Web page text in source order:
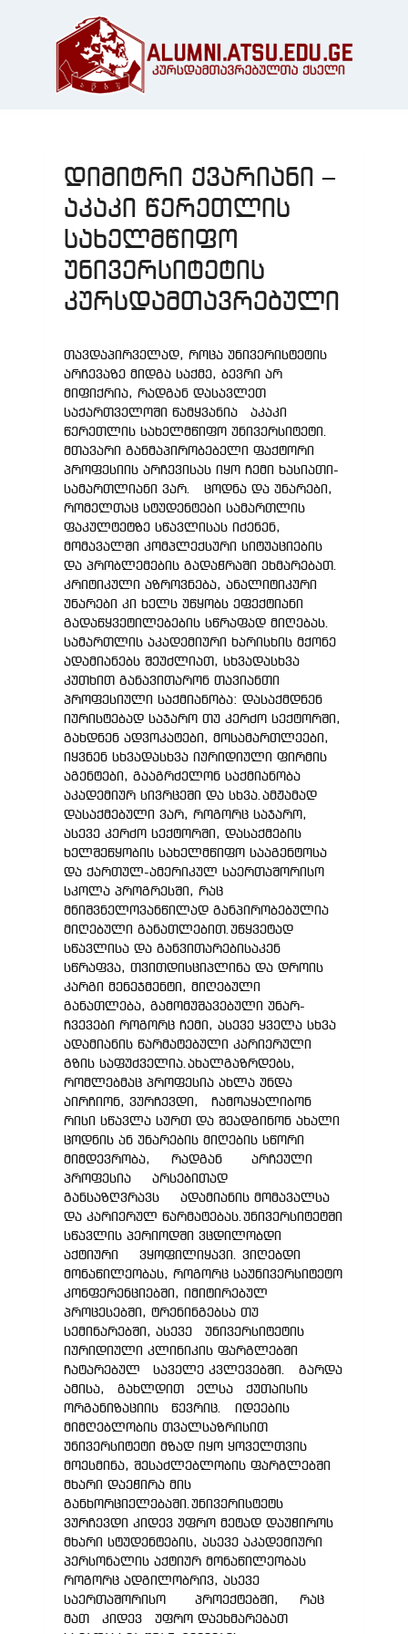
დიმიტრი ქვარიანი –
აკაკი წერეთლის
სახელმწიფო
უნივერსიტეტის
კურსდამთავრებული
თავდაპირველად, როცა უნივერისტეტის
არჩევაზე მიდგა საქმე, ბევრი არ
მიფიქრია, რადგან დასავლეთ
საქართველოში წამყვანია აკაკი
წერეთლის სახელმწიფო უნივერსიტეტი.
მთავარი განმაპირობებელი ფაქტორი
პროფესიის არჩევისას იყო ჩემი ხასიათი-
სამართლიანი ვარ. ცოდნა და უნარები,
რომელთაც სტუდენტები სამართლის
ფაკულტეტზე სწავლისას იძენენ,
მომავალში კომპლექსური სიტუაციების
და პრობლემების გადაჭრაში ეხმარებათ.
კრიტიკული აზროვნება, ანალიტიკური
უნარები კი ხელს უწყობს ეფექტიანი
გადაწყვეტილებების სწრაფად მიღებას.
სამართლის აკადემიური ხარისხის მქონე
ადამიანებს შეუძლიათ, სხვადასხვა
კუთხით განავითარონ თავიანთი
პროფესიული საქმიანობა: დასაქმდნენ
იურისტებად საჯარო თუ კერძო სექტორში,
გახდნენ ადვოკატები, მოსამართლეები,
იყვნენ სხვადასხვა იურიდიული ფირმის
აგენტები, გააგრძელონ საქმიანობა
აკადემიურ სივრცეში და სხვა.ამჟამად
დასაქმებული ვარ, როგორც საჯარო,
ასევე კერძო სექტორში, დასაქმების
ხელშეწყობის სახელმწიფო სააგენტოსა
და ქართულ-ამერიკულ საერთაშორისო
სკოლა პროგრესში, რაც
მნიშვნელოვანწილად განპირობებულია
მიღებული განათლებით.უწყვეტად
სწავლისა და განვითარებისაკენ
სწრაფვა, თვითდისციპლინა და დროის
კარგი მენეჯმენტი, მიღებული
განათლება, გამომუშავებული უნარ-
ჩვევები როგორც ჩემი, ასევე ყველა სხვა
ადამიანის წარმატებული კარიერული
გზის საფუძველია.ახალგაზრდებს,
რომლებმაც პროფესია ახლა უნდა
აირჩიონ, ვურჩევდი, ჩამოაყალიბონ
რისი სწავლა სურთ და შეადგინონ ახალი
ცოდნის ან უნარების მიღების სწორი
მიმდევრობა, რადგან არჩეული
პროფესია არსებითად
განსაზღვრავს ადამიანის მომავალსა
და კარიერულ წარმატებას.უნივერსიტეტში
სწავლის პერიოდში ვცდილობდი
აქტიური ვყოფილიყავი. ვიღებდი
მონაწილეობას, როგორც საუნივერსიტეტო
კონფერენციებში, იმიტირებულ
პროცესებში, ტრენინგებსა თუ
სემინარებში, ასევე უნივერსიტეტის
იურიდიული კლინიკის ფარგლებში
ჩატარებულ საველე კვლევებში. გარდა
ამისა, გახლდით ელსა ქუთაისის
ორგანიზაციის წევრიც. იდეების
მიმღებლობის თვალსაზრისით
უნივერსიტეტი მზად იყო ყოველთვის
მოესმინა, შესაძლებლობის ფარგლებში
მხარი დაეჭირა მის
განხორციელებაში.უნივერისტეტს
ვურჩევდი კიდევ უფრო მეტად დაუჭიროს
მხარი სტუდენტების, ასევე აკადემიური
პერსონალის აქტიურ მონაწილეობას
როგორც ადგილობრივ, ასევე
საერთაშორისო პროექტებში, რაც
მათ კიდევ უფრო დაეხმარებათ